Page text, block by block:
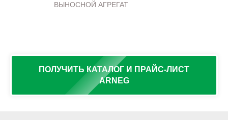
ВЫНОСНОЙ АГРЕГАТ
ПОЛУЧИТЬ КАТАЛОГ И ПРАЙС-ЛИСТ
ARNEG